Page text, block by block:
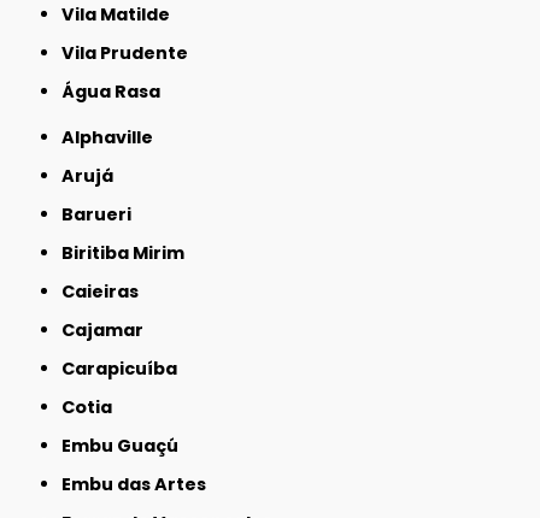
Vila Matilde
Vila Prudente
Água Rasa
Alphaville
Arujá
Barueri
Biritiba Mirim
Caieiras
Cajamar
Carapicuíba
Cotia
Embu Guaçú
Embu das Artes